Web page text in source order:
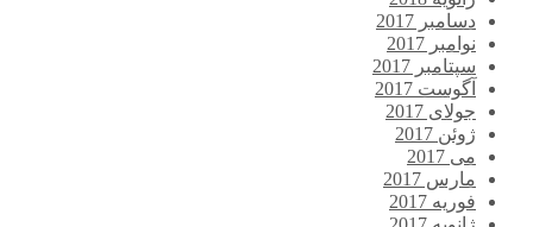
دسامبر 2017
نوامبر 2017
سپتامبر 2017
آگوست 2017
جولای 2017
ژوئن 2017
می 2017
مارس 2017
فوریه 2017